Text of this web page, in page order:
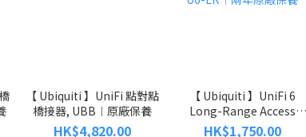
【 Ubiquiti 】UniFi 點對點
橋接器, UBB︱原廠保養
HK$4,820.00
【 Ubiquiti 】UniFi 6
Long-Range Access
Point WI-FI 6 無線接取器,
HK$1,750.00